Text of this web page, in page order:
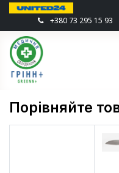
+380 73 295 15 93
Порівняйте